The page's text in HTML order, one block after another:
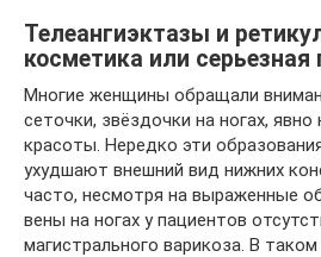
Телеангиэктазы и
косметика или серьезная
Многие женщины обращали
сеточки, звёздочки на ногах,
красоты. Нередко эти
ухудшают внешний вид нижних
часто, несмотря на выраженные
вены на ногах у пациентов
магистрального варикоза. В